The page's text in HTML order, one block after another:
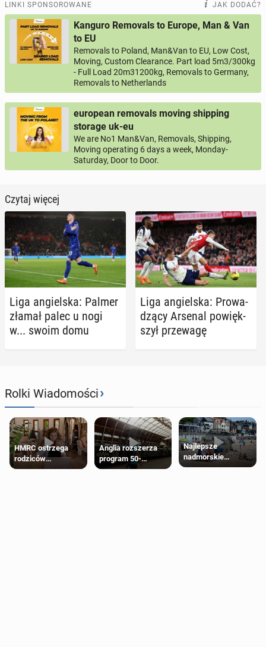
LINKI SPONSOROWANE JAK DODAĆ?
Kanguro Removals to Europe, Man & Van
to EU
Removals to Poland, Man&Van to EU, Low Cost,
Moving, Custom Clearance. Part load 5m3/300kg
- Full Load 20m31200kg, Removals to Germany,
Removals to Netherlands
european removals moving shipping
storage uk-eu
We are No1 Man&Van, Removals, Shipping,
Moving operating 6 days a week, Monday-
Saturday, Door to Door.
Czytaj więcej
Liga an­giel­ska: Palmer
złamał palec u nogi
w... swoim domu
Liga an­giel­ska: Pro­wa­
dzą­cy Arsenal po­więk­
szył prze­wa­gę
Rolki Wiadomości›
HMRC ostrzega
rodziców
pobierających Child
Anglia rozszerza
program 50-
procentowych
Najlepsze
nadmorskie
miasteczko blisko